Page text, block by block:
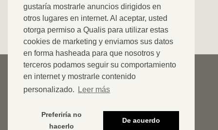
gustaría mostrarle anuncios dirigidos en
otros lugares en internet. Al aceptar, usted
otorga permiso a Qualis para utilizar estas
cookies de marketing y enviamos sus datos
en forma hasheada para que nosotros y
terceros podamos seguir su comportamiento
en internet y mostrarle contenido
personalizado.
Leer más
Preferiría no
hacerlo
De acuerdo
VER TODOS NUESTROS ANUNCIOS
© 2026 Qualis International Realty
Descargar de responsabilidad
Declaración de privacidad